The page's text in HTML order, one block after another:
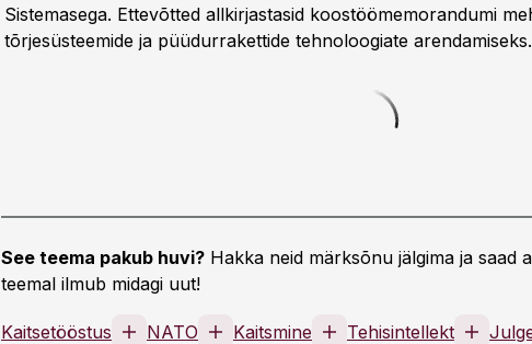
Sistemasega. Ettevõtted allkirjastasid koostöömemorandumi
tõrjesüsteemide ja püüdurrakettide tehnoloogiate arendamiseks.
See teema pakub huvi? Hakka neid märksõnu jälgima ja saad
teemal ilmub midagi uut!
Kaitsetööstus NATO Kaitsmine Tehisintellekt